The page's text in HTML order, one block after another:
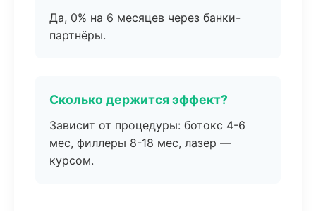
Да, 0% на 6 месяцев через банки-
партнёры.
Сколько держится эффект?
Зависит от процедуры: ботокс 4-6
мес, филлеры 8-18 мес, лазер —
курсом.